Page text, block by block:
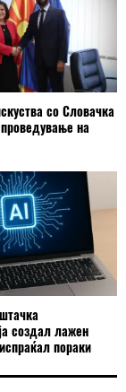
со Словачка
на
создал лажен
пораки